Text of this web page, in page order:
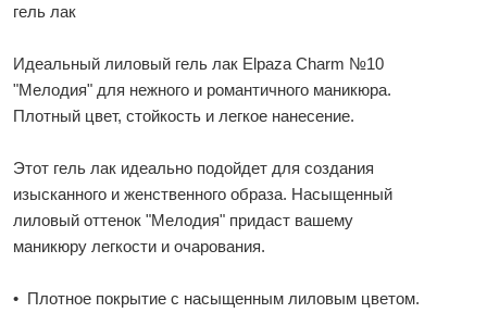
гель лак
Идеальный лиловый гель лак Elpaza Charm №10
"Мелодия" для нежного и романтичного маникюра.
Плотный цвет, стойкость и легкое нанесение.
Этот гель лак идеально подойдет для создания
изысканного и женственного образа. Насыщенный
лиловый оттенок "Мелодия" придаст вашему
маникюру легкости и очарования.
• Плотное покрытие с насыщенным лиловым цветом.